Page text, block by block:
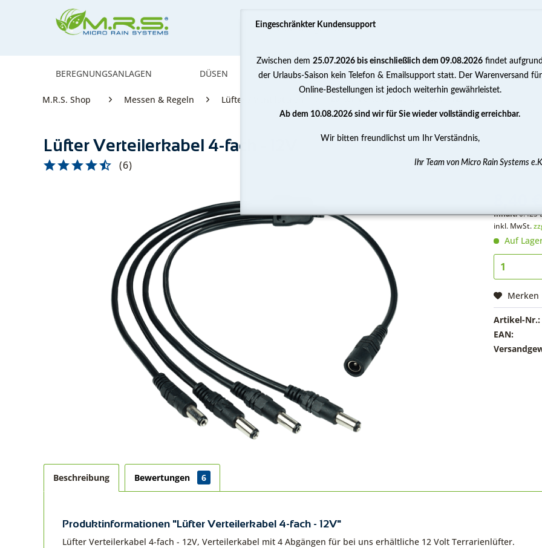
BEREGNUNGSANLAGEN DÜSEN PUMPEN WASSERAUFBEREITUNG MESSEN
M.R.S. Shop Messen & Regeln Lüfter / Ventilatoren Lüfter Verteilerkabel 4-fach - 12V
Lüfter Verteilerkabel 4-fach - 12V
(6)
Inhalt:0.425
inkl. MwSt.
Auf
Merken
Artikel-Nr.:
EAN:
Beschreibung Bewertungen 6
Produktinformationen "Lüfter Verteilerkabel 4-fach - 12V"
Lüfter Verteilerkabel 4-fach - 12V, Verteilerkabel mit 4 Abgängen für bei uns erhältliche 12 Volt Terrarienlüfter.
Eingeschränkter Kundensupport
Zwischen dem 25.07.2026 bis einschließlich dem 09.08.2026 findet
der Urlaubs-Saison kein Telefon & Emailsupport statt. Der Warenversand für
Online-Bestellungen ist jedoch weiterhin gewährleistet.
Ab dem 10.08.2026 sind wir für Sie wieder vollständig erreichbar.
Wir bitten freundlichst um Ihr Verständnis,
Ihr Team von Micro Rain Systems